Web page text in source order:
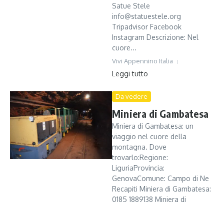
Satue Stele
info@statuestele.org
Tripadvisor Facebook
Instagram Descrizione: Nel
cuore...
Vivi Appennino Italia
Leggi tutto
Da vedere
Miniera di Gambatesa
Miniera di Gambatesa: un
viaggio nel cuore della
montagna. Dove
trovarlo:Regione:
LiguriaProvincia:
GenovaComune: Campo di Ne
Recapiti Miniera di Gambatesa:
0185 1889138 Miniera di